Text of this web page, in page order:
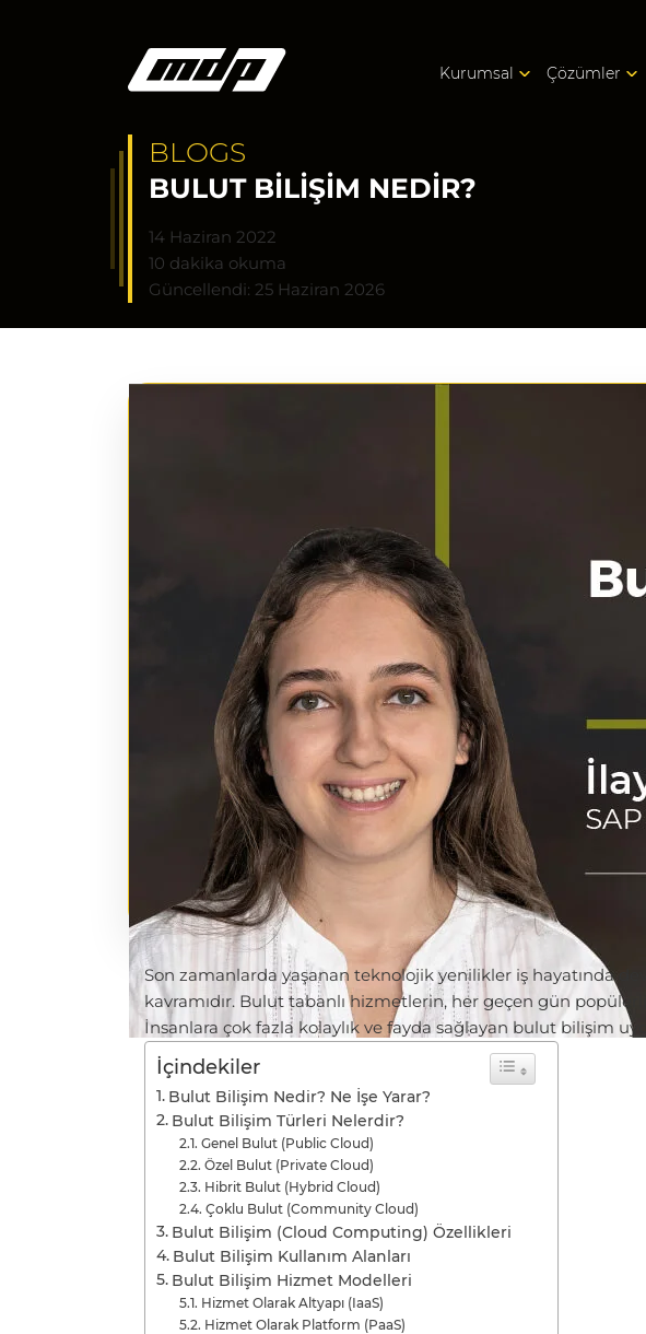
Kurumsal Çözümler
BLOGS
BULUT BILIŞIM NEDIR?
14 Haziran 2022
10 dakika okuma
Güncellendi: 25 Haziran 2026
Son zamanlarda yaşanan teknolojik yenilikler iş hayatında
kavramıdır. Bulut tabanlı hizmetlerin, her geçen gün
İnsanlara çok fazla kolaylık ve fayda sağlayan bulut bilişim
İçindekiler
Bulut Bilişim Nedir? Ne İşe Yarar?
Bulut Bilişim Türleri Nelerdir?
Genel Bulut (Public Cloud)
Özel Bulut (Private Cloud)
Hibrit Bulut (Hybrid Cloud)
Çoklu Bulut (Community Cloud)
Bulut Bilişim (Cloud Computing) Özellikleri
Bulut Bilişim Kullanım Alanları
Bulut Bilişim Hizmet Modelleri
Hizmet Olarak Altyapı (IaaS)
Hizmet Olarak Platform (PaaS)